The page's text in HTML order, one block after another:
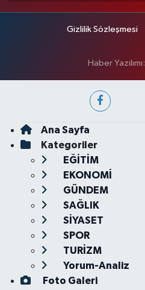
Gizlilik Sözleşmesi
Haber Yazılımı:
Ana Sayfa
Kategoriler
EĞİTİM
EKONOMİ
GÜNDEM
SAĞLIK
SİYASET
SPOR
TURİZM
Yorum-Analiz
Foto Galeri